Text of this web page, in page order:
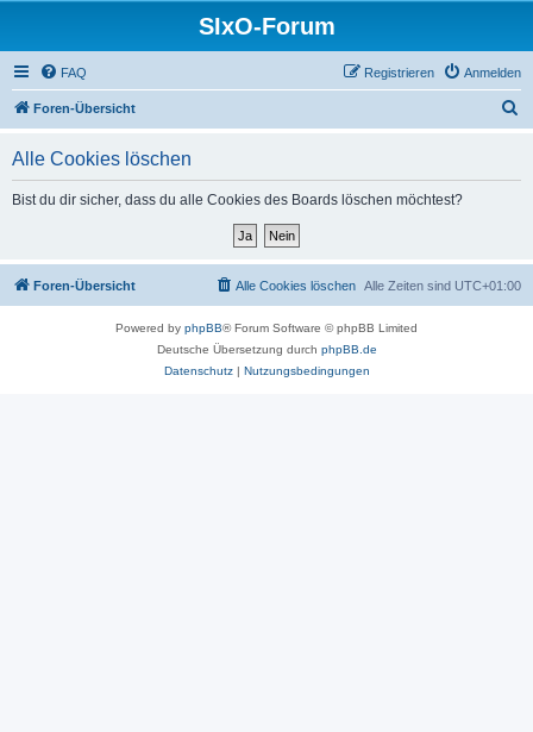
SIxO-Forum
FAQ Anmelden
Registrieren
Foren-Übersicht
Alle Cookies löschen
Bist du dir sicher, dass du alle Cookies des Boards löschen möchtest?
Foren-Übersicht Alle Zeiten sind UTC+01:00
Alle Cookies löschen
Powered by phpBB® Forum Software © phpBB Limited
Deutsche Übersetzung durch phpBB.de
Datenschutz| Nutzungsbedingungen